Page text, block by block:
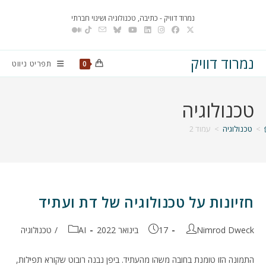
נמרוד דוויק - כתיבה, טכנולוגיה ושינוי חברתי
נמרוד דוויק 0 תפריט ניווט
טכנולוגיה
> טכנולוגיה > עמוד 2
חזיונות על טכנולוגיה של דת ועתיד
מחבר:
Nimrod Dweck פורסם:
17 בינואר 2022 קטגוריה:
AI
/ טכנולוגיה
התמונה הזו טומנת בחובה משהו מהעתיד. ביפן נבנה רובוט שקורא תפילות,